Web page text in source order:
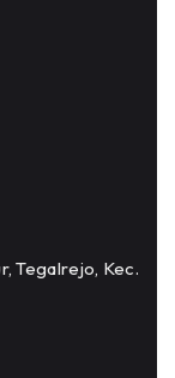
Tegalrejo, Kec.